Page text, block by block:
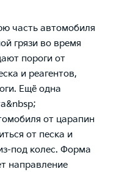
часть автомобиля
грязи во время
пороги от
и реагентов,
Ещё одна
от царапин
от песка и
под колес. Форма
направление